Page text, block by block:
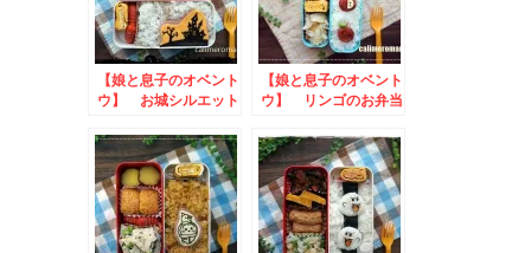
【娘と息子のオベント
ウ】 お城シルエット
【娘と息子のオベント
ウ】 リンゴのお弁当